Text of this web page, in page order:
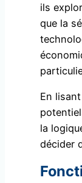
ils
que la
En
la
décider